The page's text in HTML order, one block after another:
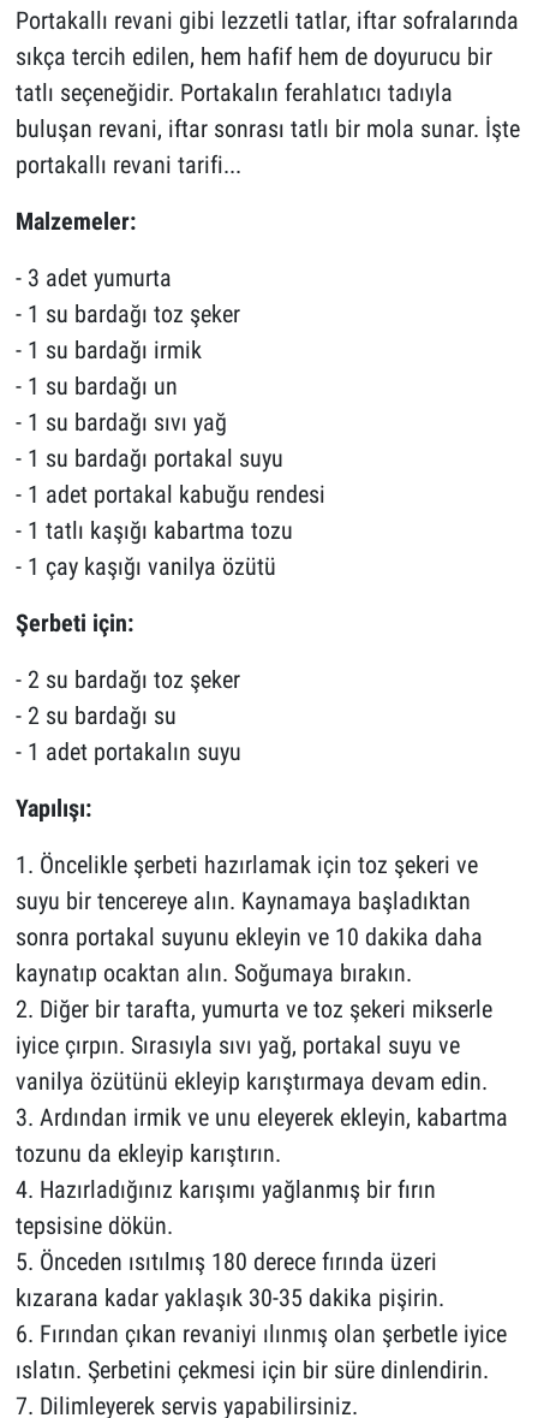
Portakallı revani gibi lezzetli tatlar, iftar sofralarında
sıkça tercih edilen, hem hafif hem de doyurucu bir
tatlı seçeneğidir. Portakalın ferahlatıcı tadıyla
buluşan revani, iftar sonrası tatlı bir mola sunar. İşte
portakallı revani tarifi...
Malzemeler:
- 3 adet yumurta
- 1 su bardağı toz şeker
- 1 su bardağı irmik
- 1 su bardağı un
- 1 su bardağı sıvı yağ
- 1 su bardağı portakal suyu
- 1 adet portakal kabuğu rendesi
- 1 tatlı kaşığı kabartma tozu
- 1 çay kaşığı vanilya özütü
Şerbeti için:
- 2 su bardağı toz şeker
- 2 su bardağı su
- 1 adet portakalın suyu
Yapılışı:
1. Öncelikle şerbeti hazırlamak için toz şekeri ve
suyu bir tencereye alın. Kaynamaya başladıktan
sonra portakal suyunu ekleyin ve 10 dakika daha
kaynatıp ocaktan alın. Soğumaya bırakın.
2. Diğer bir tarafta, yumurta ve toz şekeri mikserle
iyice çırpın. Sırasıyla sıvı yağ, portakal suyu ve
vanilya özütünü ekleyip karıştırmaya devam edin.
3. Ardından irmik ve unu eleyerek ekleyin, kabartma
tozunu da ekleyip karıştırın.
4. Hazırladığınız karışımı yağlanmış bir fırın
tepsisine dökün.
5. Önceden ısıtılmış 180 derece fırında üzeri
kızarana kadar yaklaşık 30-35 dakika pişirin.
6. Fırından çıkan revaniyi ılınmış olan şerbetle iyice
ıslatın. Şerbetini çekmesi için bir süre dinlendirin.
7. Dilimleyerek servis yapabilirsiniz.